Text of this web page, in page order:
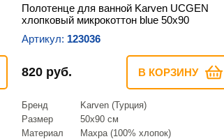
Полотенце для ванной Karven UCGEN
хлопковый микрокоттон blue 50х90
Артикул: 123036
820 руб. В КОРЗИНУ
Бренд
Karven (Турция)
Размер
50х90 см
Материал
Махра (100% хлопок)